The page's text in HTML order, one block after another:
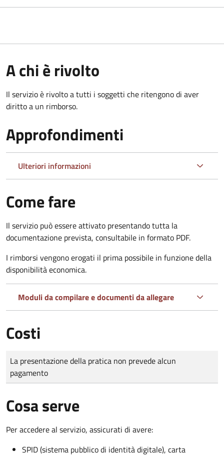
A chi è rivolto
Il servizio è rivolto a tutti i soggetti che ritengono di aver
diritto a un rimborso.
Approfondimenti
Ulteriori informazioni
Come fare
Il servizio può essere attivato presentando tutta la
documentazione prevista, consultabile in formato PDF.
I rimborsi vengono erogati il prima possibile in funzione della
disponibilità economica.
Moduli da compilare e documenti da allegare
Costi
Tipo di pagamento
Importo
La presentazione della pratica non prevede alcun
pagamento
Cosa serve
Per accedere al servizio, assicurati di avere:
SPID (sistema pubblico di identità digitale), carta